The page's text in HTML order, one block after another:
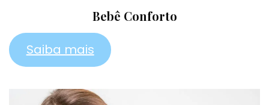
Bebê Conforto
Saiba mais